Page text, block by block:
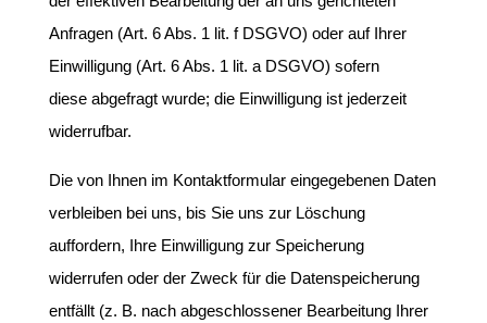
Anfragen (Art. 6 Abs. 1 lit. f DSGVO) oder auf Ihrer
Einwilligung (Art. 6 Abs. 1 lit. a DSGVO) sofern
diese abgefragt wurde; die Einwilligung ist jederzeit
widerrufbar.
Die von Ihnen im Kontaktformular eingegebenen Daten
verbleiben bei uns, bis Sie uns zur Löschung
auffordern, Ihre Einwilligung zur Speicherung
widerrufen oder der Zweck für die Datenspeicherung
entfällt (z. B. nach abgeschlossener Bearbeitung Ihrer